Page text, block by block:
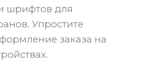
шрифтов для
Упростите
заказа на